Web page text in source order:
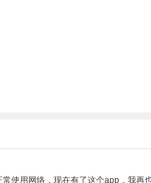
使用网络，现在有了这个app，我再也